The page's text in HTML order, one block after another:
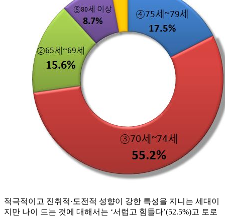
적극적이고 진취적·도전적 성향이 강한 특성을 지니는 세대이
지만 나이 드는 것에 대해서는 ‘서럽고 힘들다’(52.5%)고 토로